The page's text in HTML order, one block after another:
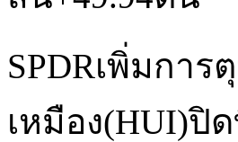
SPDRเพิ่มการ
เหมือง(HUI)ปิ